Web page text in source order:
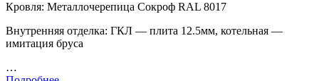
Кровля: Металлочерепица Сокроф RAL 8017
Внутренняя отделка: ГКЛ — плита 12.5мм, котельная —
имитация бруса
…